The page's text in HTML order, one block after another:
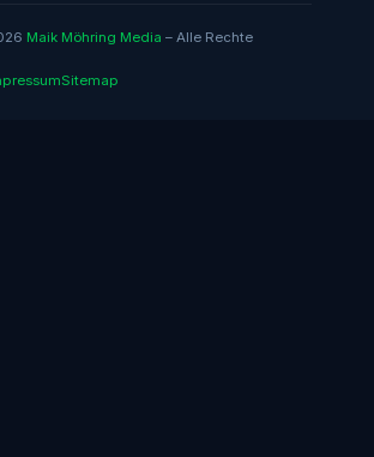
Maik Möhring Media – Alle Rechte
Sitemap